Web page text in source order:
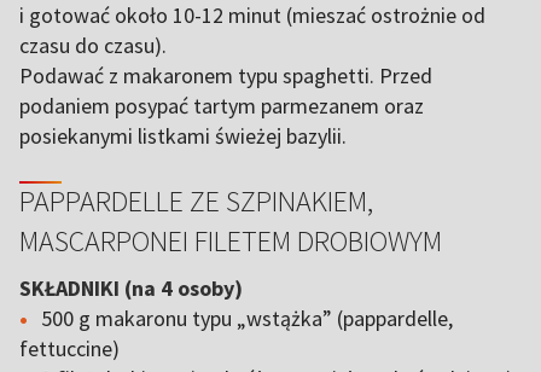
i gotować około 10-12 minut (mieszać ostrożnie od
czasu do czasu).
Podawać z makaronem typu spaghetti. Przed
podaniem posypać tartym parmezanem oraz
posiekanymi listkami świeżej bazylii.
PAPPARDELLE ZE SZPINAKIEM,
MASCARPONEI FILETEM DROBIOWYM
SKŁADNIKI (na 4 osoby)
500 g makaronu typu „wstążka” (pappardelle,
fettuccine)